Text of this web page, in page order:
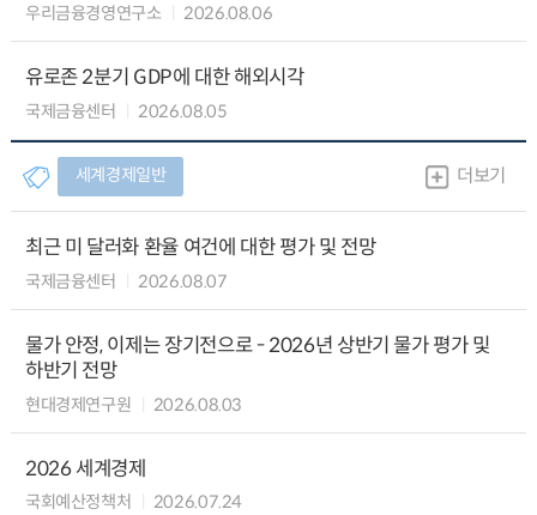
우리금융경영연구소 2026.08.06
유로존 2분기 GDP에 대한 해외시각
국제금융센터 2026.08.05
세계경제일반 더보기
최근 미 달러화 환율 여건에 대한 평가 및 전망
국제금융센터 2026.08.07
물가 안정, 이제는 장기전으로 - 2026년 상반기 물가 평가 및
하반기 전망
현대경제연구원 2026.08.03
2026 세계경제
국회예산정책처 2026.07.24